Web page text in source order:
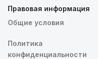
Правовая информация
Общие условия
Политика
конфиденциальности